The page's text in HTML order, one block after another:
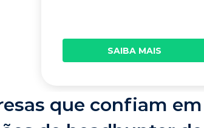
SAIBA MAIS
que confiam